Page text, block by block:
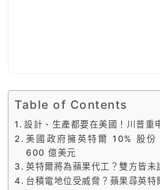
Table of Contents
設計、生產都要在美國！川普重
美國政府擁英特爾 10% 股份
600 億美元
英特爾將為蘋果代工？雙方皆未
台積電地位受威脅？蘋果尋英特